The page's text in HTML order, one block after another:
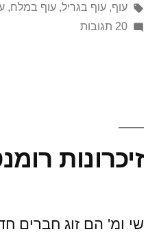
ידי
in
תגיות:
עוף, עוף בגריל, עוף במלח,
20 תגובות
על
זיכרונות
שי ומ' הם זוג חברים